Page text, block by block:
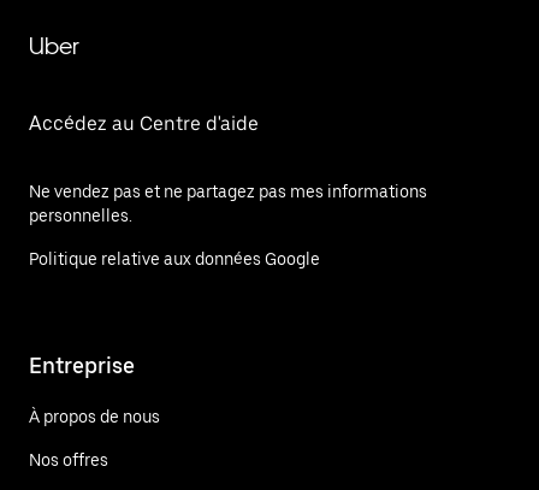
Uber
Accédez au Centre d'aide
Ne vendez pas et ne partagez pas mes informations
personnelles.
Politique relative aux données Google
Entreprise
À propos de nous
Nos offres